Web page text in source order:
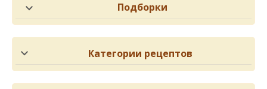
Подборки
Категории рецептов